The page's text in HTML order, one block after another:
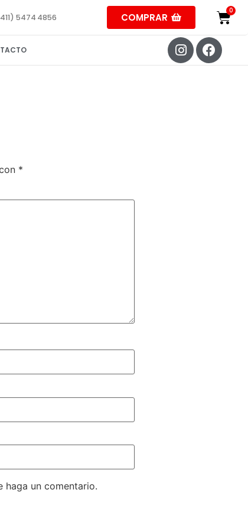
5474 4856 COMPRAR
*
haga un comentario.